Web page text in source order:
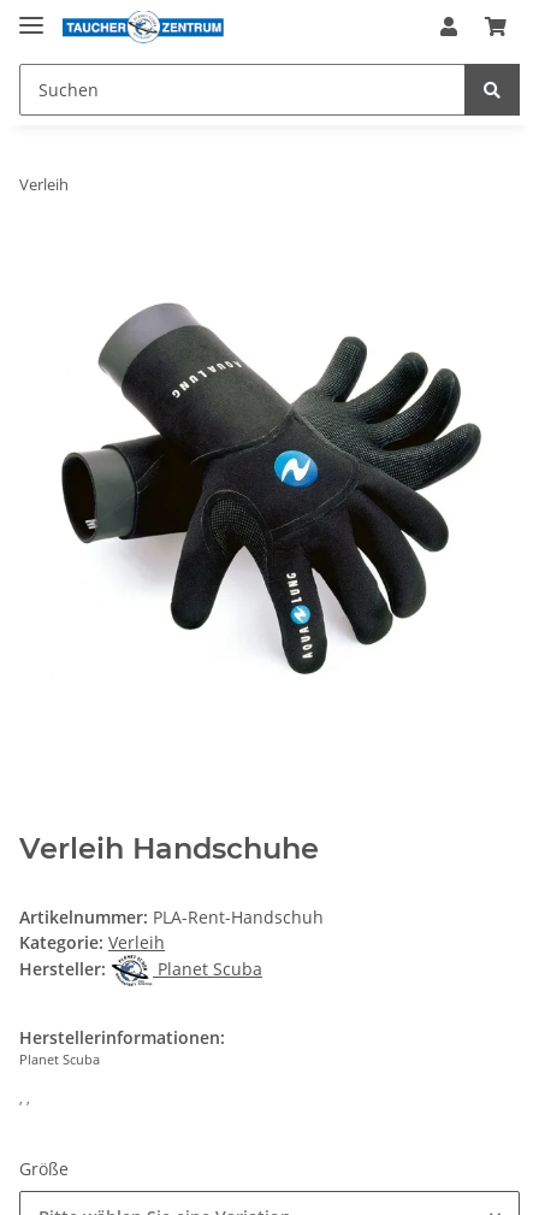
Verleih
Verleih Handschuhe
Artikelnummer: PLA-Rent-Handschuh
Kategorie: Verleih
Hersteller:
Planet Scuba
Herstellerinformationen:
Planet Scuba
, ,
Größe